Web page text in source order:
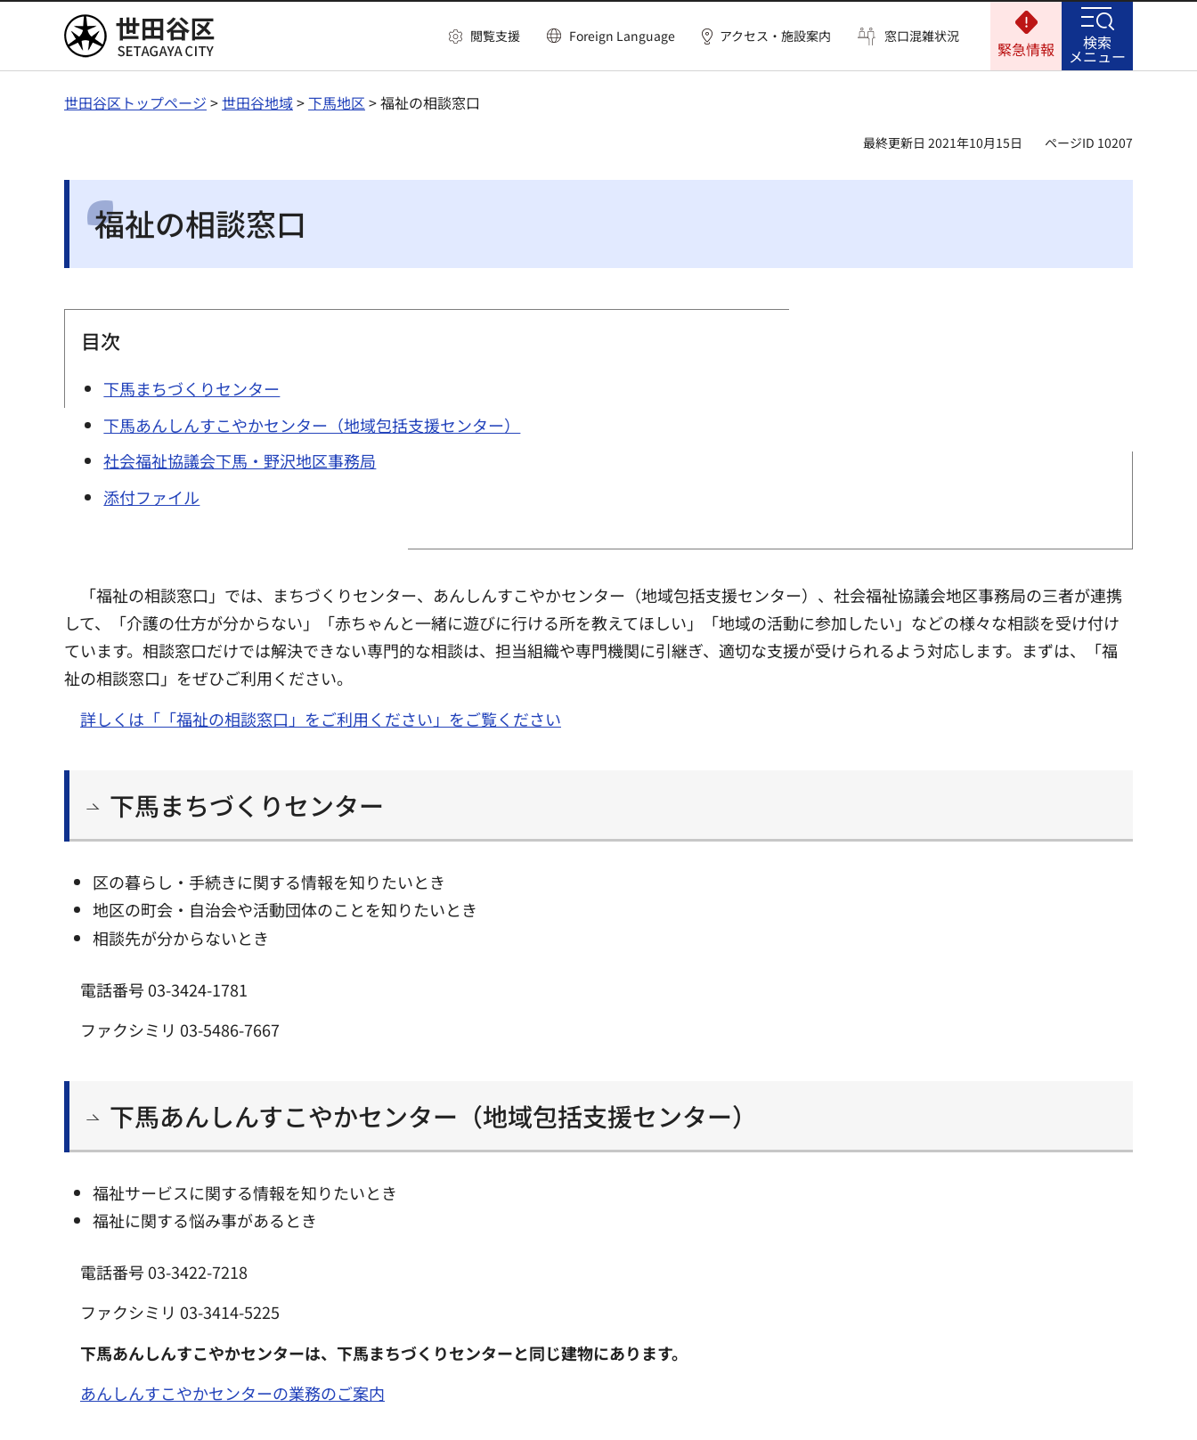
世田谷区 閲覧支援 Foreign Language アクセス・施設案内 窓口混雑状況
緊急情報 検索
メニュー
世田谷区トップページ >世田谷地域>下馬地区> 福祉の相談窓口
最終更新日 2021年10月15日 ページID 10207
福祉の相談窓口
目次
下馬まちづくりセンター
下馬あんしんすこやかセンター（地域包括支援センター）
社会福祉協議会下馬・野沢地区事務局
添付ファイル
「福祉の相談窓口」では、まちづくりセンター、あんしんすこやかセンター（地域包括支援センター）、社会福祉協議会地区事務局の三者が連携
して、「介護の仕方が分からない」「赤ちゃんと一緒に遊びに行ける所を教えてほしい」「地域の活動に参加したい」などの様々な相談を受け付け
ています。相談窓口だけでは解決できない専門的な相談は、担当組織や専門機関に引継ぎ、適切な支援が受けられるよう対応します。まずは、「福
祉の相談窓口」をぜひご利用ください。
詳しくは「「福祉の相談窓口」をご利用ください」をご覧ください
下馬まちづくりセンター
区の暮らし・手続きに関する情報を知りたいとき
地区の町会・自治会や活動団体のことを知りたいとき
相談先が分からないとき
電話番号 03-3424-1781
ファクシミリ 03-5486-7667
下馬あんしんすこやかセンター（地域包括支援センター）
福祉サービスに関する情報を知りたいとき
福祉に関する悩み事があるとき
電話番号 03-3422-7218
ファクシミリ 03-3414-5225
下馬あんしんすこやかセンターは、下馬まちづくりセンターと同じ建物にあります。
あんしんすこやかセンターの業務のご案内